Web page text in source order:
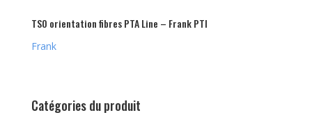
TSO orientation fibres PTA Line – Frank PTI
Frank
Catégories du produit